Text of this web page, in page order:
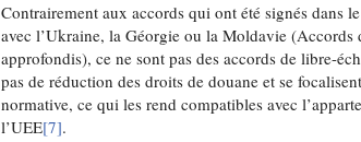
Contrairement aux accords qui ont été signés dans
avec l’Ukraine, la Géorgie ou la Moldavie (Accords
approfondis), ce ne sont pas des accords de libre-
pas de réduction des droits de douane et se
normative, ce qui les rend compatibles avec
l’UEE[7].